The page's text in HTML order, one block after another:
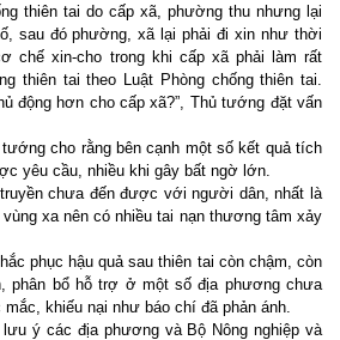
thiên tai do cấp xã, phường thu nhưng lại
sau đó phường, xã lại phải đi xin như thời
chế xin-cho trong khi cấp xã phải làm rất
thiên tai theo Luật Phòng chống thiên tai.
động hơn cho cấp xã?”, Thủ tướng đặt vấn
cho rằng bên cạnh một số kết quả tích
yêu cầu, nhiều khi gây bất ngờ lớn.
chưa đến được với người dân, nhất là
xa nên có nhiều tai nạn thương tâm xảy
phục hậu quả sau thiên tai còn chậm, còn
phân bổ hỗ trợ ở một số địa phương chưa
khiếu nại như báo chí đã phản ánh.
ý các địa phương và Bộ Nông nghiệp và